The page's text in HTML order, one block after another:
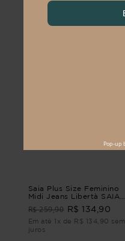
Saia Plus Size Feminino
Midi Jeans Libertà SAIA
MIDI JEANS LIBERTÀ G2
R$ 259,90 R$ 134,90
Em até 1x de R$ 134,90 sem
juros